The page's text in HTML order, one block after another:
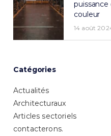
couleur
14 août
Catégories
Actualités
Architecturaux
Articles sectoriels
contacterons.